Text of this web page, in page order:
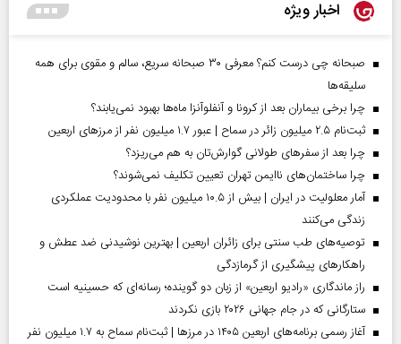
اخبار ویژه
صبحانه چی درست کنم؟ معرفی ۳۰ صبحانه سریع، سالم و مقوی برای همه
سلیقه‌ها
چرا برخی بیماران بعد از کرونا و آنفلوآنزا ماه‌ها بهبود نمی‌یابند؟
ثبت‌نام ۲.۵ میلیون زائر در سماح | عبور ۱.۷ میلیون نفر از مرز‌های اربعین
چرا بعد از سفرهای طولانی گوارش‌تان به هم می‌ریزد؟
چرا ساختمان‌های ناایمن تهران تعیین تکلیف نمی‌شوند؟
آمار معلولیت در ایران | بیش از ۱۰.۵ میلیون نفر با محدودیت عملکردی
زندگی می‌کنند
توصیه‌های طب سنتی برای زائران اربعین | بهترین نوشیدنی ضد عطش و
راهکارهای پیشگیری از گرمازدگی
راز ماندگاری «رادیو اربعین» از زبان دو گوینده؛ رسانه‌ای که حسینیه است
ستارگانی که در جام جهانی ۲۰۲۶ بازی نکردند
آغاز رسمی برنامه‌های اربعین ۱۴۰۵ در مرز‌ها | ثبت‌نام سماح به ۱.۷ میلیون نفر